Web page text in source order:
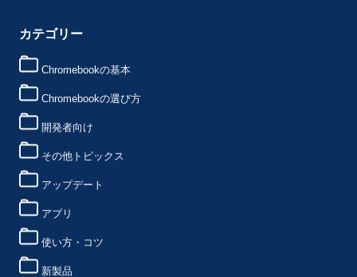
カテゴリー
Chromebookの基本
Chromebookの選び方
開発者向け
その他トピックス
アップデート
アプリ
使い方・コツ
新製品